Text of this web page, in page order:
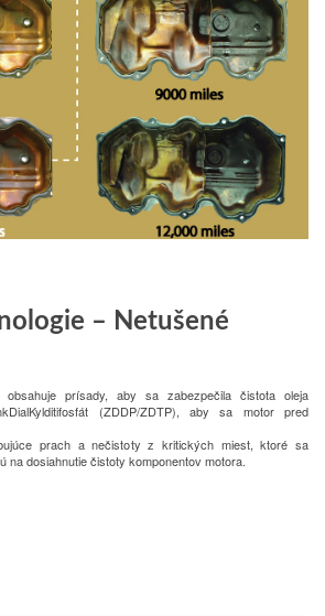
– Netušené
obsahuje prísady, aby sa zabezpečila čistota oleja
(ZDDP/ZDTP), aby sa motor pred
prach a nečistoty z kritických miest, ktoré sa
na dosiahnutie čistoty komponentov motora.